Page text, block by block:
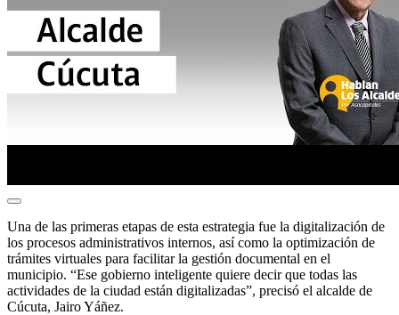
Una de las primeras etapas de esta estrategia fue la digitalización de
los procesos administrativos internos, así como la optimización de
trámites virtuales para facilitar la gestión documental en el
municipio. “Ese gobierno inteligente quiere decir que todas las
actividades de la ciudad están digitalizadas”, precisó el alcalde de
Cúcuta, Jairo Yáñez.